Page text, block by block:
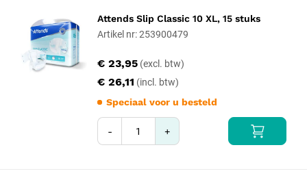
Attends Slip Classic 10 XL, 15 stuks
Artikel nr: 253900479
€ 26,11
€ 23,95
Speciaal voor u besteld
- +